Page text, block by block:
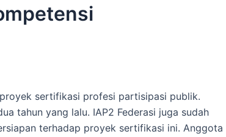
sertifikasi profesi partisipasi publik.
tahun yang lalu. IAP2 Federasi juga sudah
terhadap proyek sertifikasi ini. Anggota